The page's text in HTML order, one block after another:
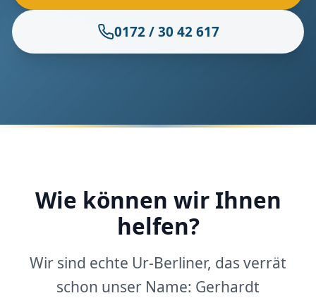
0172 / 30 42 617
Wie können wir Ihnen
helfen?
Wir sind echte Ur-Berliner, das verrät
schon unser Name: Gerhardt